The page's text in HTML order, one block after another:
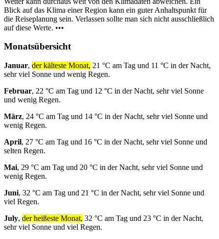
Blick auf das Klima einer Region kann ein guter Anhaltspunkt für
die Reiseplanung sein. Verlassen sollte man sich nicht ausschließlich
auf diese Werte. •••
Monatsübersicht
Januar, der kälteste Monat, 21 °C am Tag und 11 °C in der Nacht,
sehr viel Sonne und wenig Regen.
Februar, 22 °C am Tag und 12 °C in der Nacht, sehr viel Sonne
und wenig Regen.
März, 24 °C am Tag und 14 °C in der Nacht, sehr viel Sonne und
wenig Regen.
April, 27 °C am Tag und 16 °C in der Nacht, sehr viel Sonne und
selten Regen.
Mai, 29 °C am Tag und 20 °C in der Nacht, sehr viel Sonne und
wenig Regen.
Juni, 32 °C am Tag und 21 °C in der Nacht, sehr viel Sonne und
viel Regen.
July, der heißeste Monat, 32 °C am Tag und 23 °C in der Nacht,
sehr viel Sonne und viel Regen.